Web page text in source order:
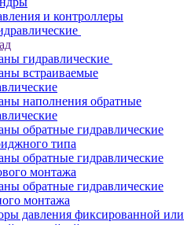
и контроллеры
гидравлические
встраиваемые
наполнения обратные
обратные гидравлические
типа
обратные гидравлические
монтажа
обратные гидравлические
монтажа
давления фиксированной или